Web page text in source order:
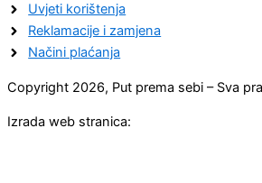
Uvjeti korištenja
Reklamacije i zamjena
Načini plaćanja
Copyright 2026, Put prema sebi – Sva
Izrada web stranica: